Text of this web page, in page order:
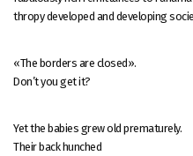
thropy developed and developing
«The borders are closed».
Don’t you get it?
Yet the babies grew old prematurely.
Their back hunched